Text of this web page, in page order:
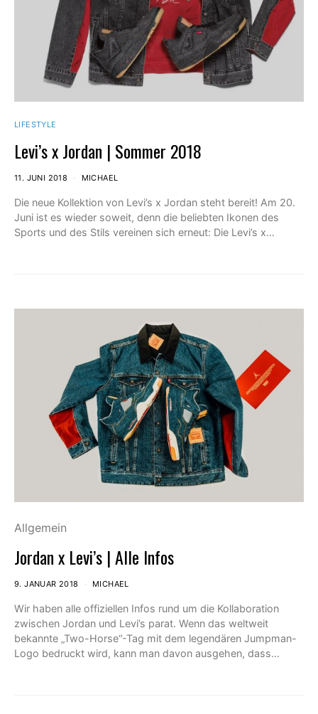
LIFESTYLE
Levi’s x Jordan | Sommer 2018
11. JUNI 2018 MICHAEL
Die neue Kollektion von Levi’s x Jordan steht bereit! Am 20.
Juni ist es wieder soweit, denn die beliebten Ikonen des
Sports und des Stils vereinen sich erneut: Die Levi’s x…
Allgemein
Jordan x Levi’s | Alle Infos
9. JANUAR 2018 MICHAEL
Wir haben alle offiziellen Infos rund um die Kollaboration
zwischen Jordan und Levi’s parat. Wenn das weltweit
bekannte „Two-Horse“-Tag mit dem legendären Jumpman-
Logo bedruckt wird, kann man davon ausgehen, dass…